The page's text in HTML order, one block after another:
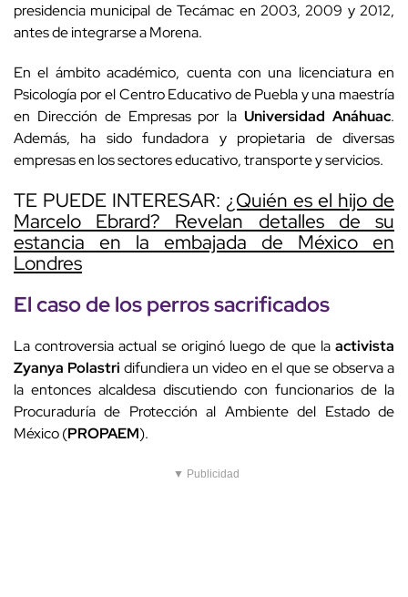
presidencia municipal de Tecámac en 2003, 2009 y 2012,
antes de integrarse a Morena.
En el ámbito académico, cuenta con una licenciatura en
Psicología por el Centro Educativo de Puebla y una maestría
en Dirección de Empresas por laUniversidad Anáhuac.
Además, ha sido fundadora y propietaria de diversas
empresas en los sectores educativo, transporte y servicios.
TE PUEDE INTERESAR: ¿Quién es el hijo de
Marcelo Ebrard? Revelan detalles de su
estancia en la embajada de México en
Londres
El caso de los perros sacrificados
La controversia actual se originó luego de que la activista
Zyanya Polastri difundiera un video en el que se observa a
la entonces alcaldesa discutiendo con funcionarios de la
Procuraduría de Protección al Ambiente del Estado de
México (PROPAEM).
▼ Publicidad